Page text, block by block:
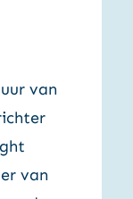
van
van